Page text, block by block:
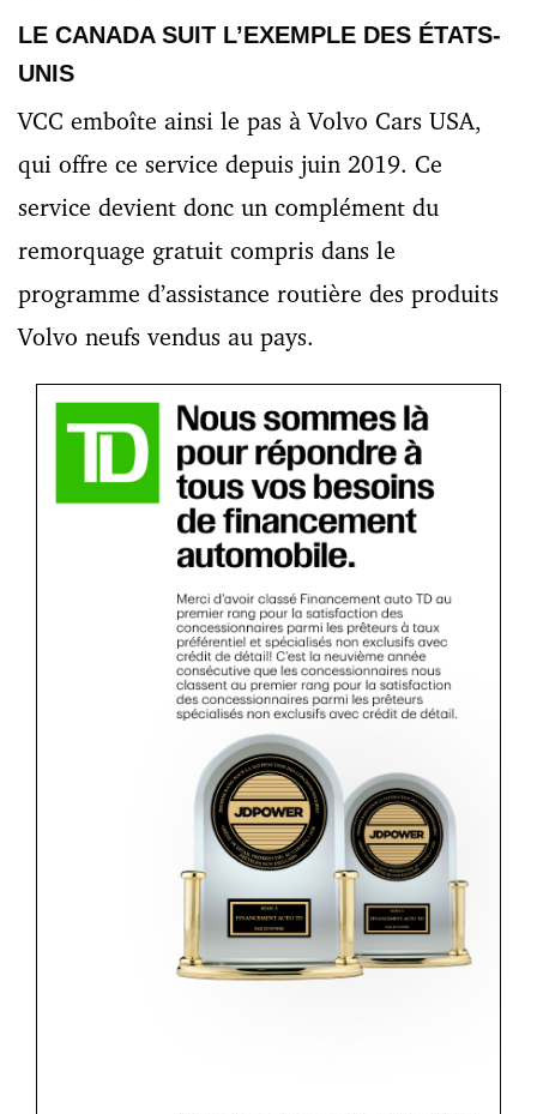
LE CANADA SUIT L’EXEMPLE DES ÉTATS-
UNIS
VCC emboîte ainsi le pas à Volvo Cars USA,
qui offre ce service depuis juin 2019. Ce
service devient donc un complément du
remorquage gratuit compris dans le
programme d’assistance routière des produits
Volvo neufs vendus au pays.